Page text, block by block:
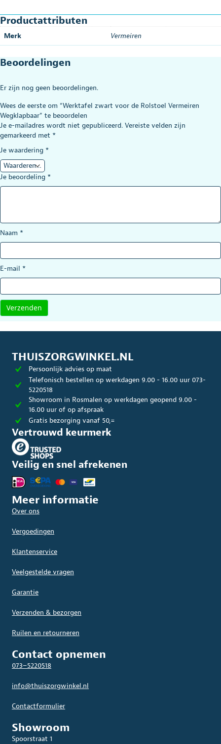
Productattributen
Merk Vermeiren
Beoordelingen
Er zijn nog geen beoordelingen.
Wees de eerste om “Werktafel zwart voor de Rolstoel Vermeiren
Wegklapbaar” te beoordelen
Je e-mailadres wordt niet gepubliceerd. Vereiste velden zijn
gemarkeerd met *
Je waardering *
Je beoordeling *
Naam *
E-mail *
THUISZORGWINKEL.NL
Persoonlijk advies op maat
Telefonisch bestellen op werkdagen 9.00 - 16.00 uur 073-
5220518
Showroom in Rosmalen op werkdagen geopend 9.00 -
16.00 uur of op afspraak
Gratis bezorging vanaf 50,=
Vertrouwd keurmerk
Veilig en snel afrekenen
Meer informatie
Over ons
Vergoedingen
Klantenservice
Veelgestelde vragen
Garantie
Verzenden & bezorgen
Ruilen en retourneren
Contact opnemen
073–5220518
info@thuiszorgwinkel.nl
Contactformulier
Showroom
Spoorstraat 1